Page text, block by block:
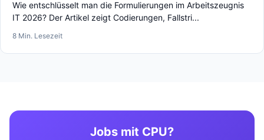
Wie entschlüsselt man die Formulierungen im Arbeitszeugnis
IT 2026? Der Artikel zeigt Codierungen, Fallstri...
8 Min. Lesezeit
Jobs mit CPU?